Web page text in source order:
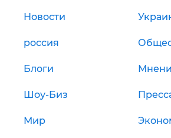
Новости
россия
Блоги
Шоу-Биз
Мир